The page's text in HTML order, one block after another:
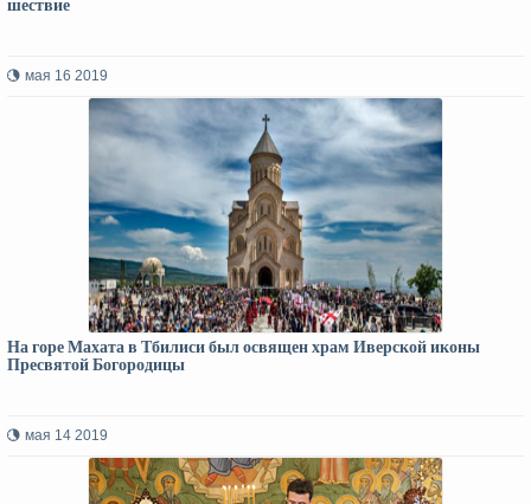
шествие
мая 16 2019
На горе Махата в Тбилиси был освящен храм Иверской иконы
Пресвятой Богородицы
мая 14 2019